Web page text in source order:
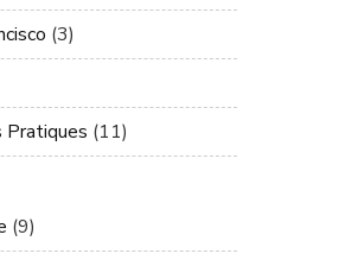
(3)
Pratiques (11)
(9)